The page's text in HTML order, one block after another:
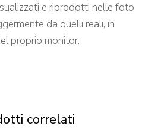
e riprodotti nelle foto
da quelli reali, in
proprio monitor.
correlati